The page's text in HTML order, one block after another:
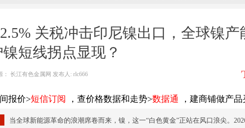
关税冲击印尼镍出口，全球镍产
短线拐点显现？
长江有色金属网 发布人: rlc666
报价>短信订阅 ，查价格数据和走势>数据通 ，建商铺做产
当全球新能源革命的浪潮席卷而来，镍，这一“白色黄金”正站在风口浪尖。